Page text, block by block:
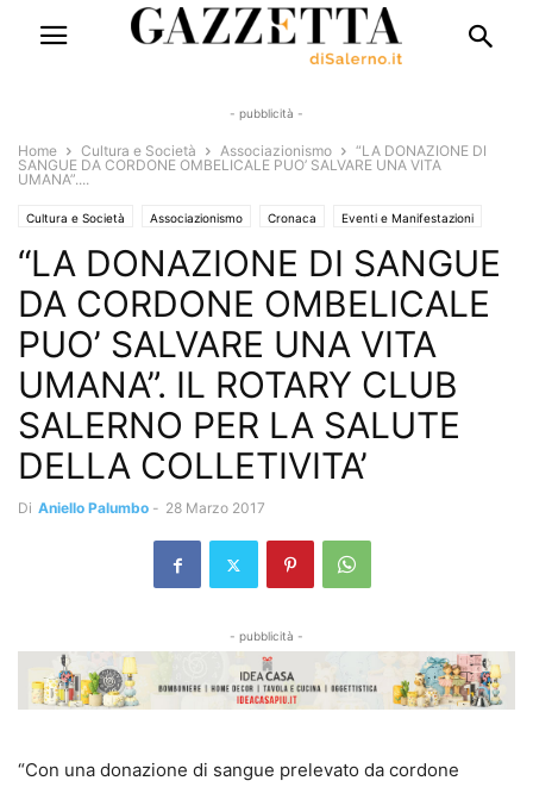
- pubblicità -
Home Cultura e Società Associazionismo
“LA DONAZIONE DI
SANGUE DA CORDONE OMBELICALE PUO’ SALVARE UNA VITA
UMANA”....
Cultura e Società Associazionismo Cronaca Eventi e Manifestazioni
Salute e Benessere Territori Sanità Uncategorized
“LA DONAZIONE DI SANGUE
DA CORDONE OMBELICALE
PUO’ SALVARE UNA VITA
UMANA”. IL ROTARY CLUB
SALERNO PER LA SALUTE
DELLA COLLETIVITA’
Di Aniello Palumbo - 28 Marzo 2017
- pubblicità -
“Con una donazione di sangue prelevato da cordone